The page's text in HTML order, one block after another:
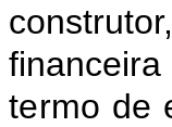
termo de